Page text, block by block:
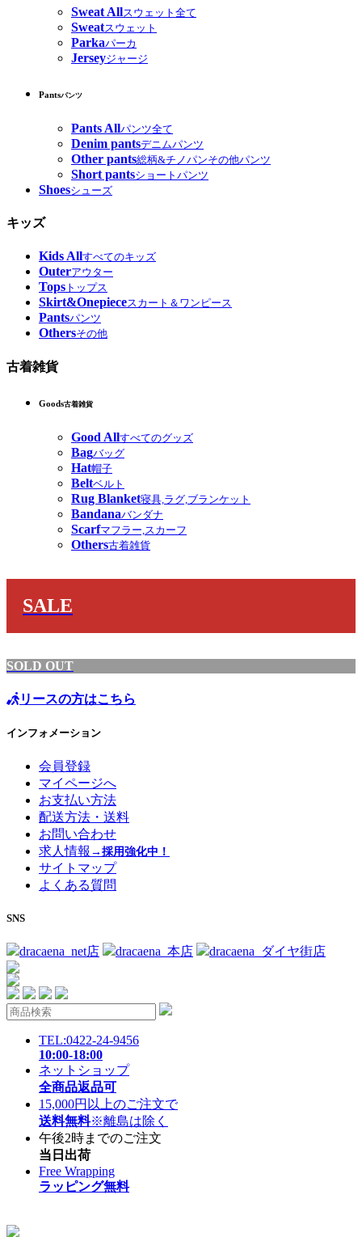
Sweat Allスウェット全て
Sweatスウェット
Parkaパーカ
Jerseyジャージ
Pantsパンツ
Pants Allパンツ全て
Denim pantsデニムパンツ
Other pants総柄&チノパンその他パンツ
Short pantsショートパンツ
Shoesシューズ
キッズ
Kids Allすべてのキッズ
Outerアウター
Tops トップス
Skirt&Onepieceスカート＆ワンピース
Pantsパンツ
Othersその他
古着雑貨
Goods古着雑貨
Good Allすべてのグッズ
Bagバッグ
Hat帽子
Beltベルト
Rug Blanket寝具,ラグ,ブランケット
Bandanaバンダナ
Scarfマフラー,スカーフ
Others古着雑貨
SALE
SOLD OUT
リースの方はこちら
インフォメーション
会員登録
マイページへ
お支払い方法
配送方法・送料
お問い合わせ
求人情報 →採用強化中！
サイトマップ
よくある質問
SNS
dracaena_net店 dracaena_本店 dracaena_ダイヤ街店
TEL:0422-24-9456
10:00-18:00
ネットショップ
全商品返品可
15,000円以上のご注文で
送料無料※離島は除く
午後2時までのご注文
当日出荷
Free Wrapping
ラッピング無料